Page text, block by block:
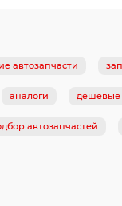
автозапчасти
аналоги дешевые
автозапчастей